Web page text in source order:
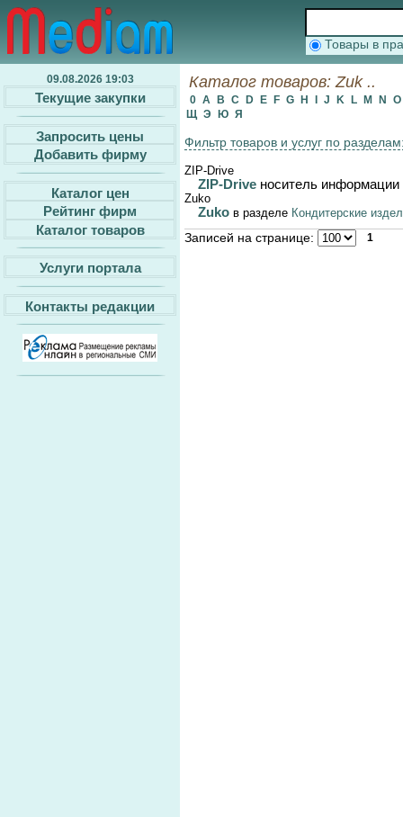
Товары в
09.08.2026 19:03
Текущие закупки
Запросить цены
Добавить фирму
Каталог цен
Рейтинг фирм
Каталог товаров
Услуги портала
Контакты редакции
Каталог товаров: Zuk ..
0 A B C D E F G H J K L M N
O
Щ Э Ю Я
Фильтр товаров и услуг по
ZIP-Drive
ZIP-Drive носитель информации
Zuko
Zuko в разделе Кондитерские
Записей на странице: 1